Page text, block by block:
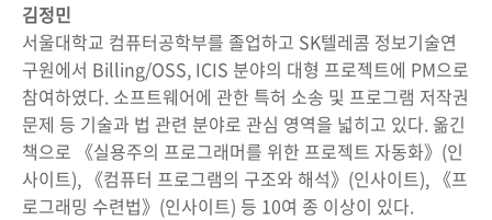
김정민
서울대학교 컴퓨터공학부를 졸업하고 SK텔레콤 정보기술연
구원에서 Billing/OSS, ICIS 분야의 대형 프로젝트에 PM으로
참여하였다. 소프트웨어에 관한 특허 소송 및 프로그램 저작권
문제 등 기술과 법 관련 분야로 관심 영역을 넓히고 있다. 옮긴
책으로 《실용주의 프로그래머를 위한 프로젝트 자동화》(인
사이트), 《컴퓨터 프로그램의 구조와 해석》(인사이트), 《프
로그래밍 수련법》(인사이트) 등 10여 종 이상이 있다.